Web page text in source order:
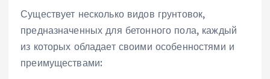
Существует несколько видов грунтовок,
предназначенных для бетонного пола, каждый
из которых обладает своими особенностями и
преимуществами: